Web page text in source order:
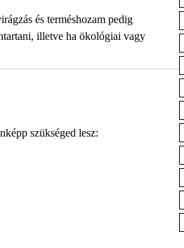
és terméshozam pedig
illetve ha ökológiai vagy
szükséged lesz: